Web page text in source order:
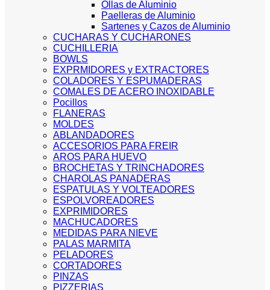
Ollas de Aluminio
Paelleras de Aluminio
Sartenes y Cazos de Aluminio
CUCHARAS Y CUCHARONES
CUCHILLERIA
BOWLS
EXPRMIDORES y EXTRACTORES
COLADORES Y ESPUMADERAS
COMALES DE ACERO INOXIDABLE
Pocillos
FLANERAS
MOLDES
ABLANDADORES
ACCESORIOS PARA FREIR
AROS PARA HUEVO
BROCHETAS Y TRINCHADORES
CHAROLAS PANADERAS
ESPATULAS Y VOLTEADORES
ESPOLVOREADORES
EXPRIMIDORES
MACHUCADORES
MEDIDAS PARA NIEVE
PALAS MARMITA
PELADORES
CORTADORES
PINZAS
PIZZERIAS